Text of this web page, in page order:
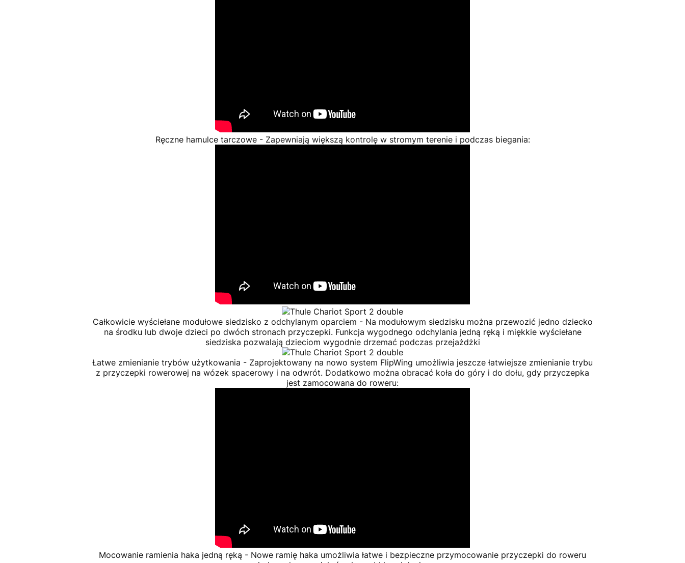
Ręczne hamulce tarczowe - Zapewniają większą kontrolę w stromym terenie i podczas biegania:
Całkowicie wyściełane modułowe siedzisko z odchylanym oparciem - Na modułowym siedzisku można przewozić jedno dziecko
na środku lub dwoje dzieci po dwóch stronach przyczepki. Funkcja wygodnego odchylania jedną ręką i miękkie wyściełane
siedziska pozwalają dzieciom wygodnie drzemać podczas przejażdżki
Łatwe zmienianie trybów użytkowania - Zaprojektowany na nowo system FlipWing umożliwia jeszcze łatwiejsze zmienianie trybu
z przyczepki rowerowej na wózek spacerowy i na odwrót. Dodatkowo można obracać koła do góry i do dołu, gdy przyczepka
jest zamocowana do roweru:
Mocowanie ramienia haka jedną ręką - Nowe ramię haka umożliwia łatwe i bezpieczne przymocowanie przyczepki do roweru